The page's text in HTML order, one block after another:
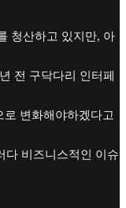
청산하고 있지만, 아
전 구닥다리 인터페
로 변화해야하겠다고
다 비즈니스적인 이슈